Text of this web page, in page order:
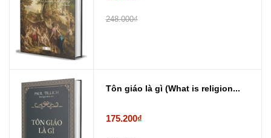
248.000₫
Tôn giáo là gì (What is religion...
175.200₫